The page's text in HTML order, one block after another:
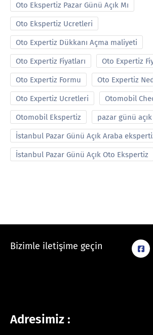
Oto Ekspertiz Pazar Günü Açık Mı
Oto Ekspertiz Ucretleri
Oto Expertiz Dükkanı Açma maliyeti
Oto Expertiz Fiyatları Oto Expertiz
Oto Expertiz Formu Oto Expertiz
Oto Expertiz Ucretleri Otomobil
Otomobil Ekspertiz pazar günü
İstanbul Pazar Günü Açık Araba
İstanbul Pazar Günü Açık Oto Ekspertiz
Bizimle iletişime geçin
Adresimiz :